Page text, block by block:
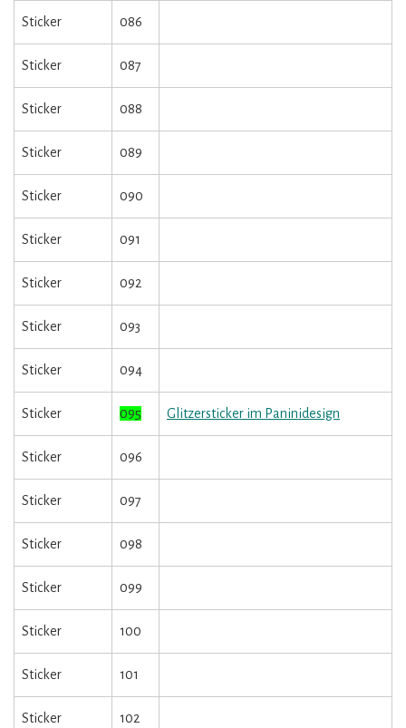
Sticker 086
Sticker 087
Sticker 088
Sticker 089
Sticker 090
Sticker 091
Sticker 092
Sticker 093
Sticker 094
Sticker 095 Glitzersticker im Paninidesign
Sticker 096
Sticker 097
Sticker 098
Sticker 099
Sticker 100
Sticker 101
Sticker 102